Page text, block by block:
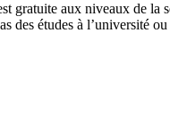
gratuite aux niveaux de
des études à l’université